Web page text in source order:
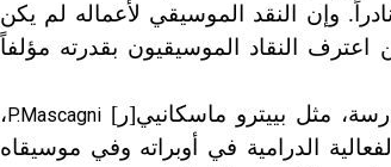
وإن النقد الموسيقي لأعماله لم يكن
النقاد الموسيقيون بقدرته مؤلفاً
مثل بييترو ماسكانيي[ر] P.Mascagni،
الدرامية في أوبراته وفي موسيقاه